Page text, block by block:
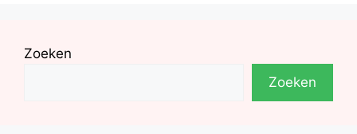
Zoeken
Zoeken